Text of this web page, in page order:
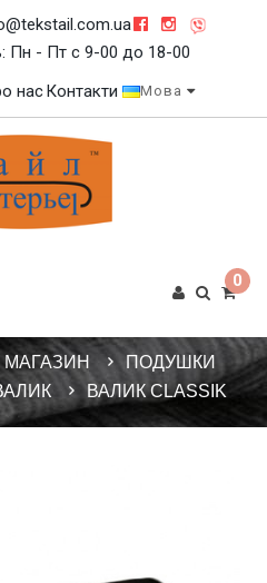
Пн - Пт c 9-00 до 18-00
насКонтакти Мова
0
МАГАЗИН
ПОДУШКИ
ВАЛИК CLASSIK